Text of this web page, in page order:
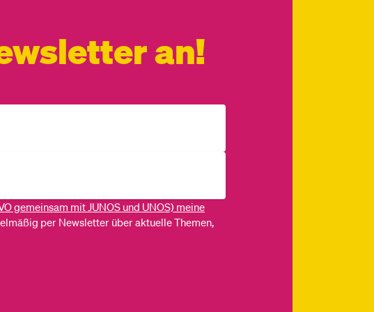
an!
gemeinsam mit JUNOS und UNOS) meine
per Newsletter über aktuelle Themen,